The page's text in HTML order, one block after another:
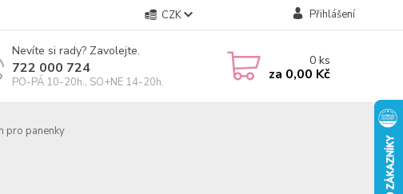
CZK Přihlášení
Nevíte si rady? Zavolejte.
722 000 724
PO-PÁ 10-20h., SO+NE 14-20h.
0ks
za 0,00 Kč
pro panenky